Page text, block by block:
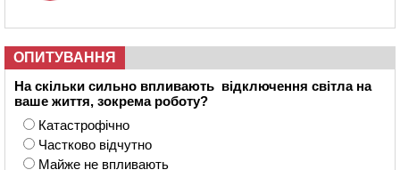
ОПИТУВАННЯ
На скільки сильно впливають відключення світла на
ваше життя, зокрема роботу?
Катастрофічно
Частково відчутно
Майже не впливають